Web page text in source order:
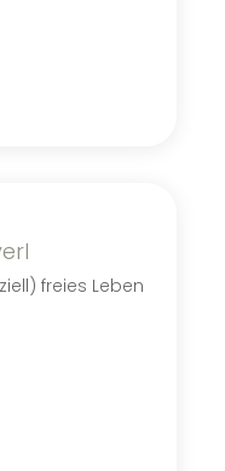
freies Leben